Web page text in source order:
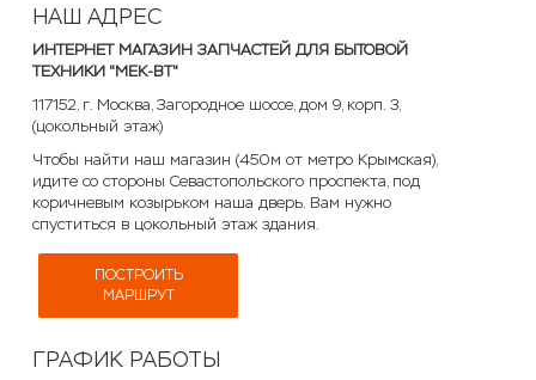
НАШ АДРЕС
ИНТЕРНЕТ МАГАЗИН ЗАПЧАСТЕЙ ДЛЯ БЫТОВОЙ
ТЕХНИКИ "MEK-BT"
117152, г. Москва,Загородное шоссе, дом 9, корп. 3
(цокольный этаж)
Чтобы найти наш магазин (450м от метро Крымская),
идите со стороны Севастопольского проспекта, под
коричневым козырьком наша дверь. Вам нужно
спуститься в цокольный этаж здания.
ПОСТРОИТЬ
МАРШРУТ
ГРАФИК РАБОТЫ